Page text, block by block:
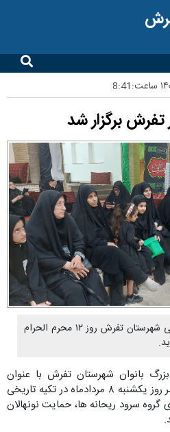
تفرش برگزار شد
دومین تجمع بانوان رهروان زینبی شهرستان تفرش روز ۱۲ محرم الحرام
بانوان شهرستان تفرش با عنوان
رهروان زینبی سلام الله علیها عصر روز یکشنبه ۸ مردادماه در تکیه تاریخی
گروه سرود ریحانه ها، حمایت نونهالان